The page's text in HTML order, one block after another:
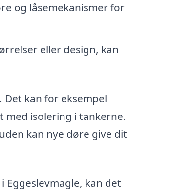
og låsemekanismer for
eller design, kan
kan for eksempel
isolering i tankerne.
kan nye døre give dit
kan det